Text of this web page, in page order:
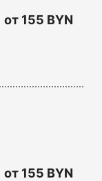
от 155 BYN
от 155 BYN